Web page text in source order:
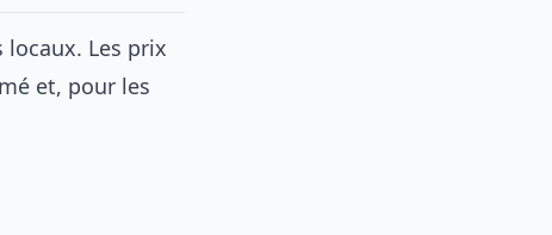
Les prix
et, pour les